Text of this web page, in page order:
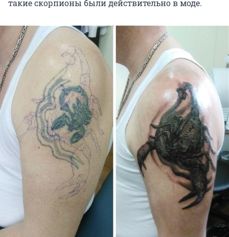
такие скорпионы были действительно в моде.